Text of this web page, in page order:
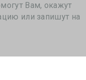
Вам, окажут
или запишут на